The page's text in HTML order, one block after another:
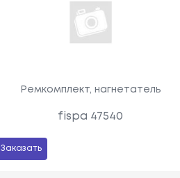
Ремкомплект, нагнетатель
fispa 47540
Заказать